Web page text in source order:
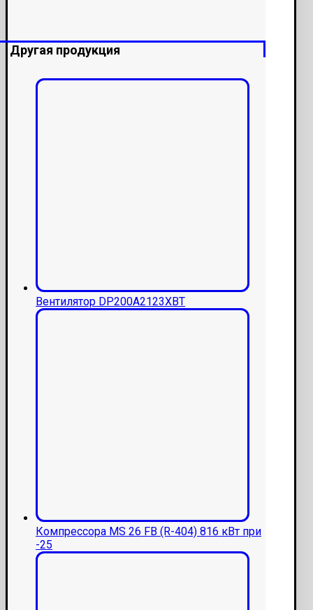
Другая продукция
Вентилятор DP200A2123XBT
Компрессора MS 26 FB (R-404) 816 кВт при
-25